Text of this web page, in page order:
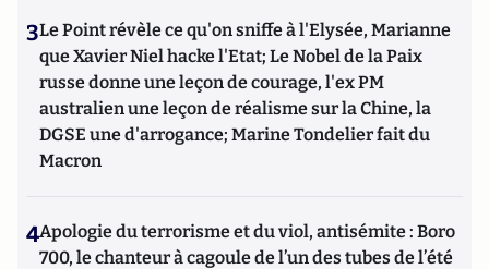
3Le Point révèle ce qu'on sniffe à l'Elysée, Marianne
que Xavier Niel hacke l'Etat; Le Nobel de la Paix
russe donne une leçon de courage, l'ex PM
australien une leçon de réalisme sur la Chine, la
DGSE une d'arrogance; Marine Tondelier fait du
Macron
4Apologie du terrorisme et du viol, antisémite : Boro
700, le chanteur à cagoule de l’un des tubes de l’été